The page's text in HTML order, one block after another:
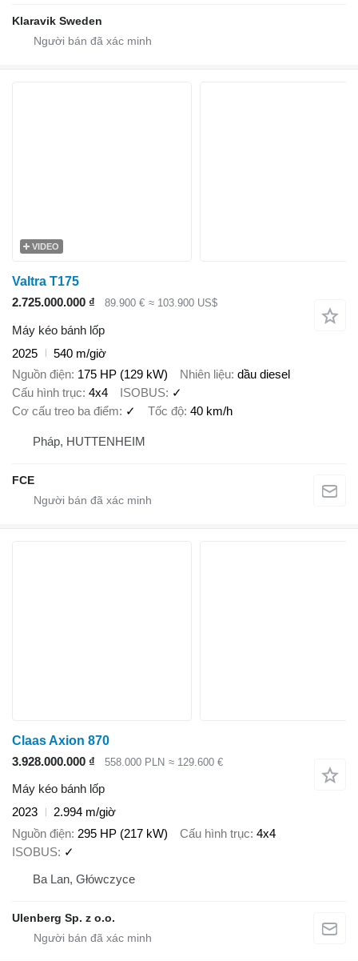
Klaravik Sweden
VIDEO
Valtra T175
2.725.000.000 ₫
89.900 € ≈ 103.900 US$
Máy kéo bánh lốp
2025
540 m/giờ
Nguồn điện 175 HP (129 kW) Nhiên liệu dầu diesel
Cấu hình trục 4x4 ISOBUS ✓
Cơ cấu treo ba điểm
✓ Tốc độ 40 km/h
Pháp, HUTTENHEIM
FCE
Claas Axion 870
3.928.000.000 ₫
558.000 PLN ≈ 129.600 €
Máy kéo bánh lốp
2023
2.994 m/giờ
Nguồn điện 295 HP (217 kW) Cấu hình trục 4x4
ISOBUS ✓
Ba Lan, Główczyce
Ulenberg Sp. z o.o.